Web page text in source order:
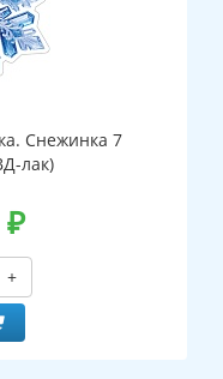
Снежинка 7
лак)
₽
+